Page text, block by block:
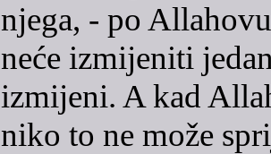
njega, - po
neće izmijeniti
izmijeni. A kad
niko to ne može